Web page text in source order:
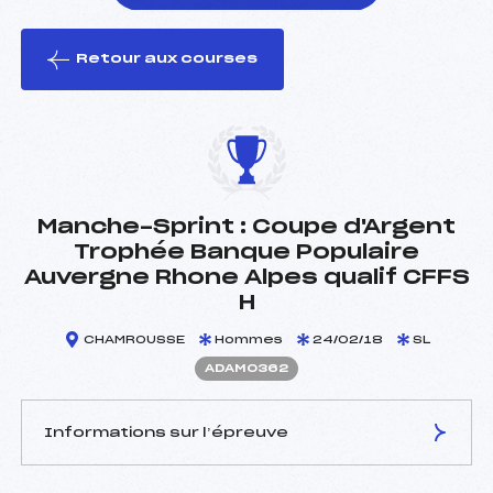
le ski
Retour aux courses
Manche-Sprint : Coupe d'Argent
Trophée Banque Populaire
Auvergne Rhone Alpes qualif CFFS
H
CHAMROUSSE Hommes 24/02/18 SL
ADAM0362
Informations sur l’épreuve